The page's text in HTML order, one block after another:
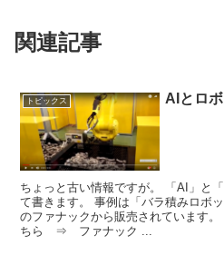
関連記事
トピックス AIとロ
ちょっと古い情報ですが。 「AI」と
て書きます。 事例は「バラ積みロボ
のファナックから販売されています
ちら ⇒ ファナック ...